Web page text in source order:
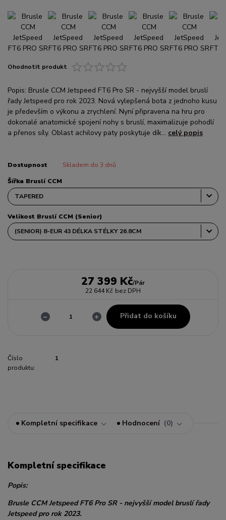
Ohodnotit produkt
Popis: Brusle CCM Jetspeed FT6 Pro SR - nejvyšší model bruslí
řady Jetspeed pro rok 2023. Nová vylepšená bota z jednoho kusu
je především o výkonu a zrychlení. Nyní připravena na hru pro
dokonalé anatomické spojení nohy s bruslí, maximalizuje pohodlí
a přenos síly. Oblast achilovy paty poskytuje dík... celý popis
Dostupnost Skladem do 3 dnů
Šířka Bruslí CCM
Velikost Bruslí CCM (Senior)
27 399 Kč/Pár
22 644 Kč bez DPH
Přidat do košíku
Číslo
produktu:
1
Kompletní specifikace Hodnocení 0
Kompletní specifikace
Popis:
Brusle CCM Jetspeed FT6 Pro SR - nejvyšší model bruslí řady
Jetspeed pro rok 2023.